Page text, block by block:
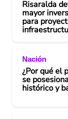
Risaralda
mayor
para
Nación
¿Por qué el
se
histórico y